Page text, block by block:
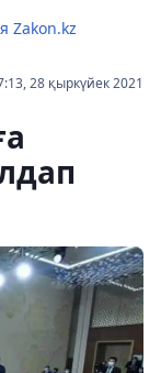
Zakon.kz
28 қыркүйек 2021